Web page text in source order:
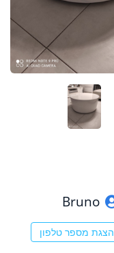
Bruno
הצגת מספר טלפון